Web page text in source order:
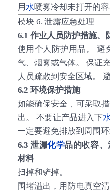
用 水喷雾冷却未打开的容
模块 6. 泄露应急处理
6.1 作业人员防护措施、
使用个人防护用品。 避
气、烟雾或气体。 保证
人员疏散到安全区域。
6.2 环境保护措施
如能确保安全，可采取
出。 不要让产品进入下水
一定要避免排放到周围环
6.3 泄漏化学品的收容、
材料
扫掉和铲掉。
围堵溢出，用防电真空